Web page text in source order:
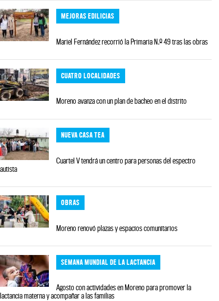
MEJORAS EDILICIAS
Mariel Fernández recorrió la Primaria N.º 49 tras las obras
CUATRO LOCALIDADES
Moreno avanza con un plan de bacheo en el distrito
NUEVA CASA TEA
Cuartel V tendrá un centro para personas del espectro
autista
OBRAS
Moreno renovó plazas y espacios comunitarios
SEMANA MUNDIAL DE LA LACTANCIA
Agosto con actividades en Moreno para promover la
lactancia materna y acompañar a las familias